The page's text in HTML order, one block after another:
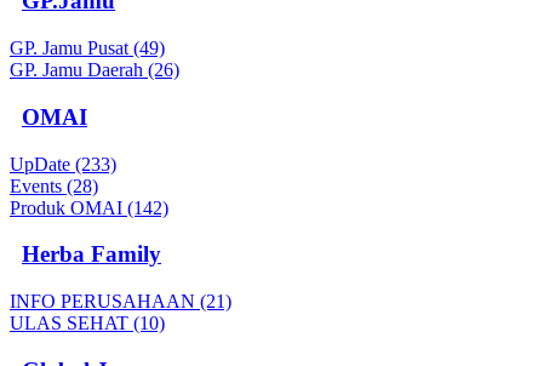
GP. Jamu Pusat (49)
GP. Jamu Daerah (26)
OMAI
UpDate (233)
Events (28)
Produk OMAI (142)
Herba Family
INFO PERUSAHAAN (21)
ULAS SEHAT (10)